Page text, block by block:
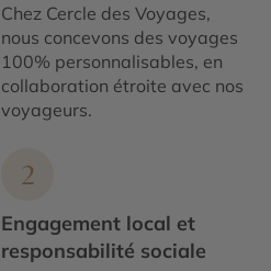
Chez Cercle des Voyages,
nous concevons des voyages
100% personnalisables, en
collaboration étroite avec nos
voyageurs.
2
Engagement local et
responsabilité sociale